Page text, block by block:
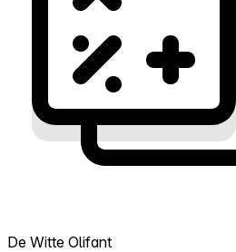
De Witte Olifant